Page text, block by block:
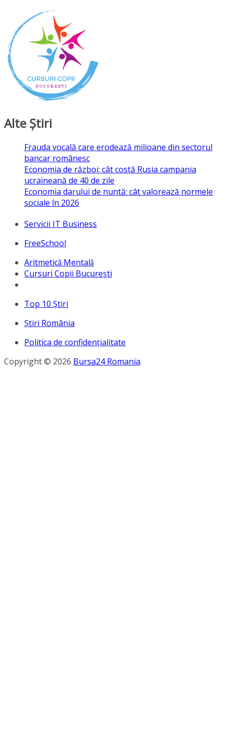
Alte Ştiri
Frauda vocală care erodează milioane din sectorul
bancar românesc
Economia de război: cât costă Rusia campania
ucraineană de 40 de zile
Economia darului de nuntă: cât valorează normele
sociale în 2026
Servicii IT Business
FreeSchool
Aritmeticǎ Mentalǎ
Cursuri Copii București
Top 10 Ştiri
Ştiri România
Politica de confidențialitate
Copyright © 2026 Bursa24 Romania.